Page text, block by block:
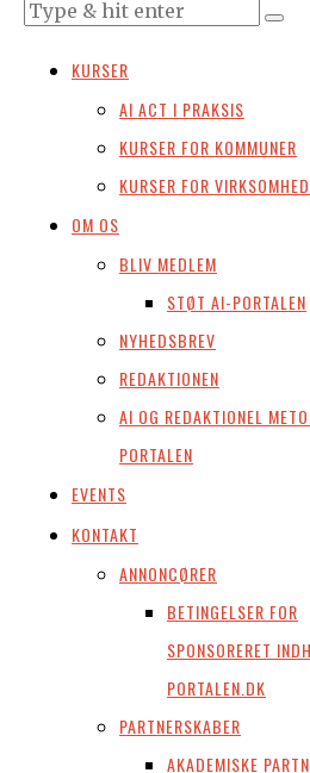
KURSER
AI ACT I PRAKSIS
KURSER FOR KOMMUNER
KURSER FOR
OM OS
BLIV MEDLEM
STØT AI-PORTALEN
NYHEDSBREV
REDAKTIONEN
AI OG REDAKTIONEL
PORTALEN
EVENTS
KONTAKT
ANNONCØRER
BETINGELSER FOR
SPONSORERET
PORTALEN.DK
PARTNERSKABER
AKADEMISKE